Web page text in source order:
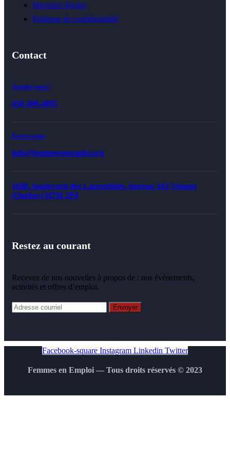
Mentions légales
Politique de confidentialité
Contact
Appelez-nous !
450 490-4895
Écrivez-nous
info@femmesenemploi.org
1688, boulevard des Laurentides, bureau 103 Vimont
(Québec) H7M 2P4
Restez au courant
Recevez de nos nouvelles à propos de : nos évènements,
activités et offres d’emploi.
Facebook-square Instagram Linkedin Twitter
Femmes en Emploi — Tous droits réservés © 2023